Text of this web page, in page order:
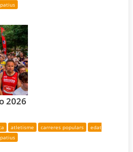
2026
atletisme carreres populars
edat